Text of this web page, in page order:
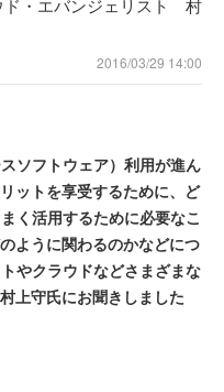
ド・エバンジェリスト 村
2016/03/29 14:00
ソフトウェア）利用が進ん
ットを享受するために、ど
く活用するために必要なこ
ように関わるのかなどにつ
やクラウドなどさまざまな
上守氏にお聞きしました